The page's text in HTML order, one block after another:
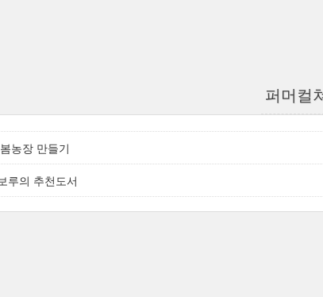
퍼머컬
농장 만들기
루의 추천도서